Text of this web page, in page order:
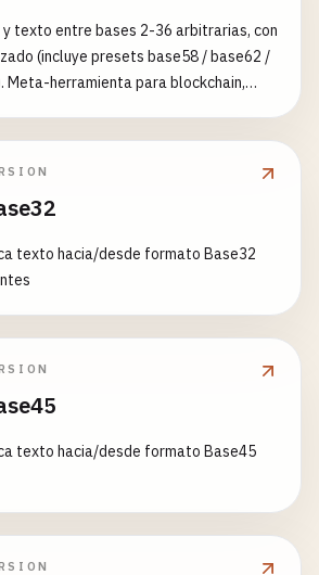
y texto entre bases 2-36 arbitrarias, con
(incluye presets base58 / base62 /
Meta-herramienta para blockchain,
texto hacia/desde formato Base32
texto hacia/desde formato Base45